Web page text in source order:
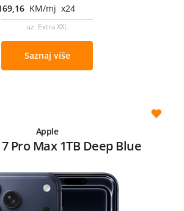
KM/mj x24
uz Extra XXL
Saznaj više
Apple
Pro Max 1TB Deep Blue